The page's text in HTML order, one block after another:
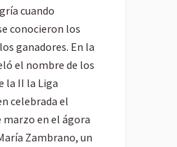
cuando
conocieron los
ganadores. En la
el nombre de los
la II la Liga
celebrada el
marzo en el ágora
Zambrano, un